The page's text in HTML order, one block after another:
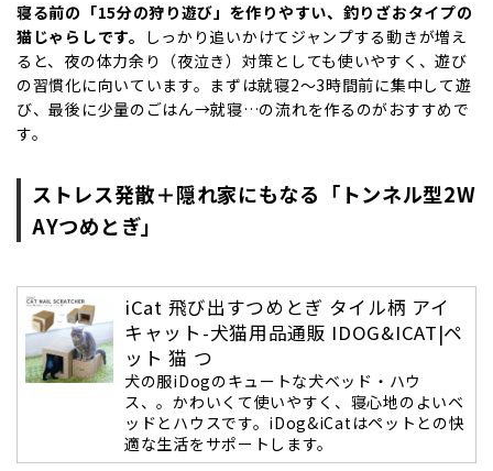
寝る前の「15分の狩り遊び」を作りやすい、釣りざおタイプの
猫じゃらしです。
しっかり追いかけてジャンプする動きが増え
ると、夜の体力余り（夜泣き）対策としても使いやすく、遊び
の習慣化に向いています。まずは就寝2〜3時間前に集中して遊
び、最後に少量のごはん→就寝…の流れを作るのがおすすめで
す。
ストレス発散＋隠れ家にもなる「トンネル型2W
AYつめとぎ」
iCat 飛び出すつめとぎ タイル柄 アイ
キャット-犬猫用品通販 IDOG&ICAT|ペ
ット 猫 つ
犬の服iDogのキュートな犬ベッド・ハウ
ス、。かわいくて使いやすく、寝心地のよいベ
ッドとハウスです。iDog&iCatはペットとの快
適な生活をサポートします。